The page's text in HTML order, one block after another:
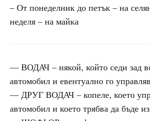
– От понеделник до петък – на
неделя – на майка
— ВОДАЧ – някой, който седи зад
автомобил и евентуално го
— ДРУГ ВОДАЧ – копеле, което
автомобил и което трябва да бъде